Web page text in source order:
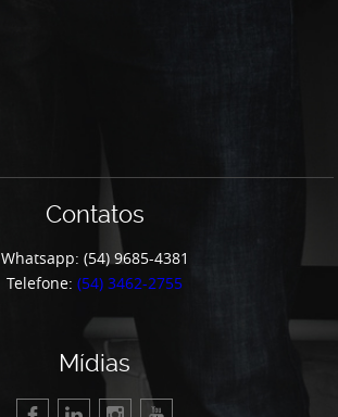
Contatos
Whatsapp: (54) 9685-4381
Telefone: (54) 3462-2755
Mídias